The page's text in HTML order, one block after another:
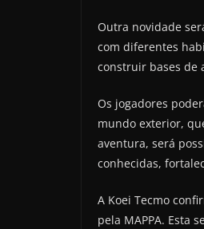
Outra novidade
com diferentes
construir bases de
Os jogadores
mundo exterior,
aventura, será
conhecidas,
A Koei Tecmo
pela MAPPA. Esta